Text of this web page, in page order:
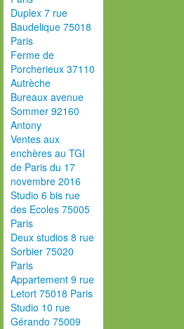
Duplex 7 rue
Baudelique 75018
Paris
Ferme de
Porcherieux 37110
Autrèche
Bureaux avenue
Sommer 92160
Antony
Ventes aux
enchères au TGI
de Paris du 17
novembre 2016
Studio 6 bis rue
des Ecoles 75005
Paris
Deux studios 8 rue
Sorbier 75020
Paris
Appartement 9 rue
Letort 75018 Paris
Studio 10 rue
Gérando 75009